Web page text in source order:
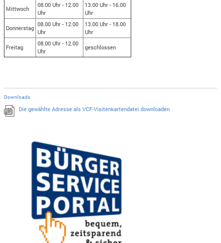
Mittwoch
08.00 Uhr - 12.00
Uhr
13.00 Uhr - 16.00
Uhr
Donnerstag
08.00 Uhr - 12.00
Uhr
13.00 Uhr - 18.00
Uhr
Freitag
08.00 Uhr - 12.00
Uhr
geschlossen
Downloads
Die gewählte Adresse als VCF-Visitenkartendatei downloaden